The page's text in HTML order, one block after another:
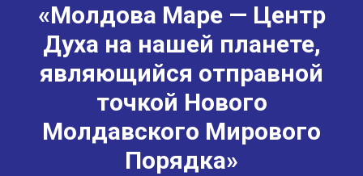
«Молдова Маре — Центр
Духа на нашей планете,
являющийся отправной
точкой Нового
Молдавского Мирового
Порядка»